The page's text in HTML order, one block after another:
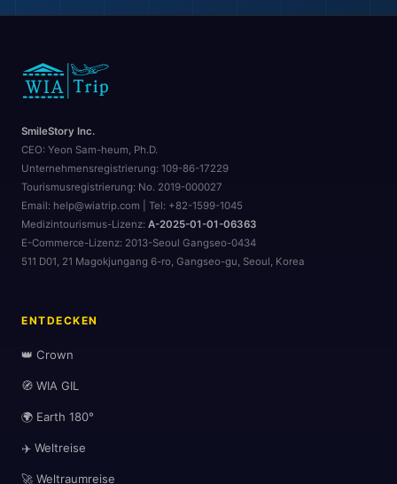
SmileStory Inc.
CEO: Yeon Sam-heum, Ph.D.
Unternehmensregistrierung: 109-86-17229
Tourismusregistrierung: No. 2019-000027
Email: help@wiatrip.com | Tel: +82-1599-1045
Medizintourismus-Lizenz: A-2025-01-01-06363
E-Commerce-Lizenz: 2013-Seoul Gangseo-0434
511 D01, 21 Magokjungang 6-ro, Gangseo-gu, Seoul, Korea
ENTDECKEN
👑 Crown
🧭 WIA GIL
🌍 Earth 180°
✈️ Weltreise
🚀 Weltraumreise